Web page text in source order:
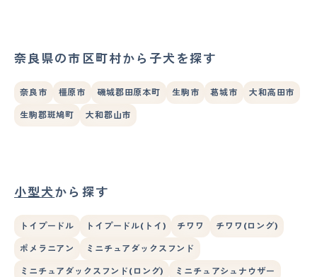
奈良県の市区町村から子犬を探す
奈良市 橿原市 磯城郡田原本町 生駒市 葛城市 大和高田市
生駒郡斑鳩町 大和郡山市
小型犬から探す
トイプードル トイプードル(トイ) チワワ チワワ(ロング)
ポメラニアン ミニチュアダックスフンド
ミニチュアダックスフンド(ロング) ミニチュアシュナウザー